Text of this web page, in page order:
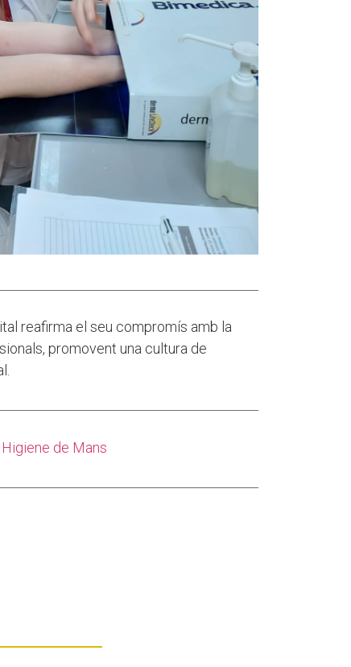
reafirma el seu compromís amb la
promovent una cultura de
de Mans